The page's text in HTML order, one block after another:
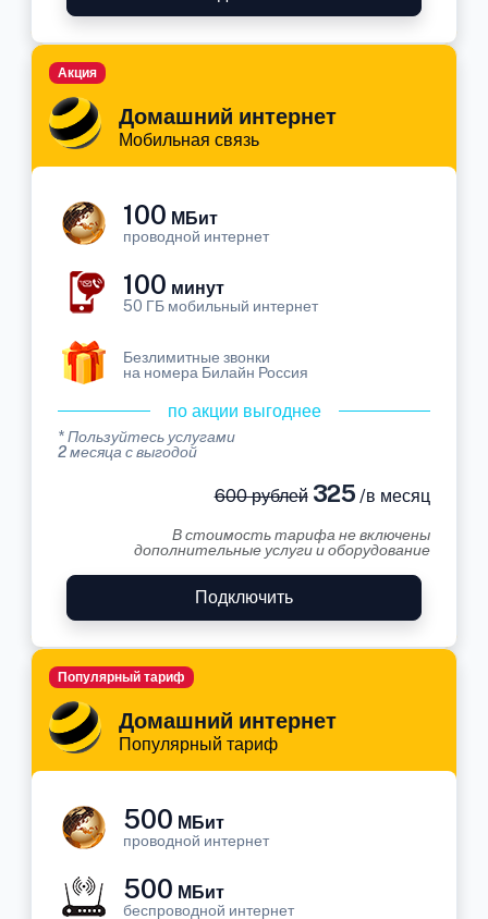
Домашний интернет
Мобильная связь
Акция
100 МБит
проводной интернет
100 минут
50 ГБ мобильный интернет
Безлимитные звонки
на номера Билайн Россия
по акции выгоднее
* Пользуйтесь услугами
2 месяца с выгодой
600 рублей325 /в месяц
В стоимость тарифа не включены
дополнительные услуги и оборудование
Подключить
Домашний интернет
Популярный тариф
Популярный тариф
500 МБит
проводной интернет
500 МБит
беспроводной интернет